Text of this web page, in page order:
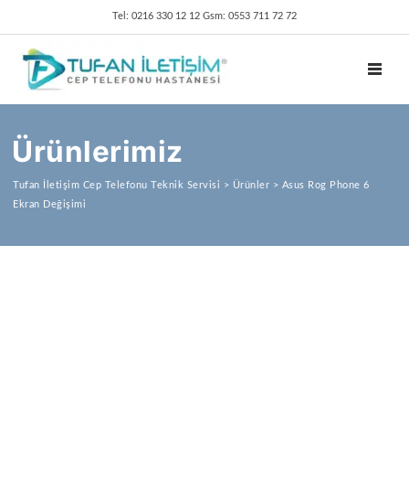
Tel: 0216 330 12 12 Gsm: 0553 711 72 72
Ürünlerimiz
Tufan İletişim Cep Telefonu Teknik Servisi > Ürünler > Asus Rog Phone 6
Ekran Değişimi